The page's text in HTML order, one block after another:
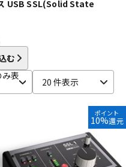
ウクレレ
パーカッション
USB SSL(Solid State
む
表
20 件表示
ポイント
10%還元